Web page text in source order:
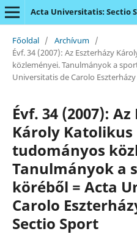
Főoldal / Archívum /
Évf. 34 (2007): Az Eszterházy
közleményei. Tanulmányok a
Universitatis de Carolo
Évf. 34 (2007):
Károly Katolikus
tudományos
Tanulmányok a
köréből = Acta
Carolo
Sectio Sport